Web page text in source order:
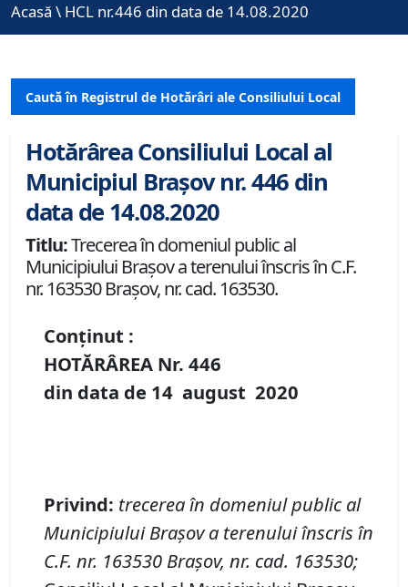
Acasă \ HCL nr.446 din data de 14.08.2020
Caută în Registrul de Hotărâri ale Consiliului Local
Hotărârea Consiliului Local al
Municipiul Brașov nr. 446 din
data de 14.08.2020
Titlu:Trecerea în domeniul public al
Municipiului Braşov a terenului înscris în C.F.
nr. 163530 Brașov, nr. cad. 163530.
Conținut :
HOTĂRÂREA Nr. 446
din data de 14 august 2020
Privind: trecerea în domeniul public al
Municipiului Braşov a terenului înscris în
C.F. nr. 163530 Brașov, nr. cad. 163530;